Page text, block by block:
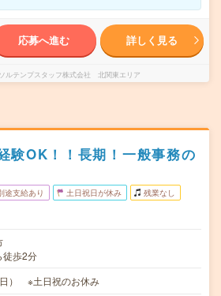
応募へ進む 詳しく見る
ルテンプスタッフ株式会社 北関東エリア
験OK！！長期！一般事務の
途支給あり 土日祝日が休み 残業なし
徒歩2分
） ※土日祝のお休み